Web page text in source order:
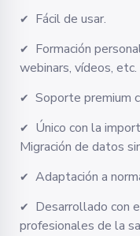
✔ Fácil de usar.
✔ Formación
webinars, vídeos, etc.
✔Soporte premium
✔ Único con la
Migración de datos
✔Adaptación a
✔ Desarrollado con
profesionales de la